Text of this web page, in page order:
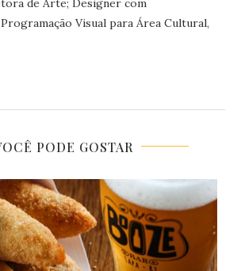
Visual para Área Cultural,
PODE GOSTAR